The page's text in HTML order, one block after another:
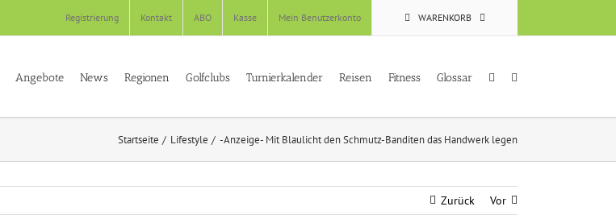
Registrierung Kontakt ABO Kasse Mein Benutzerkonto WARENKORB
Angebote News Regionen Golfclubs Turnierkalender Reisen Fitness Glossar
Startseite Lifestyle -Anzeige- Mit Blaulicht den Schmutz-Banditen das Handwerk legen
Zurück Vor